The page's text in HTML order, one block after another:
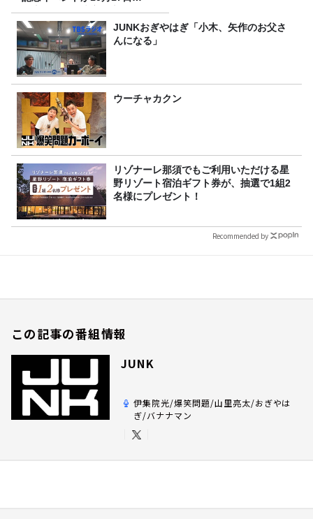
（土）に開催決定！本日より
FC先行受付スタート！JUNKおぎやはぎ「小木、矢作のお父さ
んになる」
ウーチャカクン
リゾナーレ那須でもご利用いただける星
野リゾート宿泊ギフト券が、抽選で1組2
名様にプレゼント！
Recommended by
この記事の番組情報
JUNK
伊集院光/爆笑問題/山里亮太/おぎやは
ぎ/バナナマン